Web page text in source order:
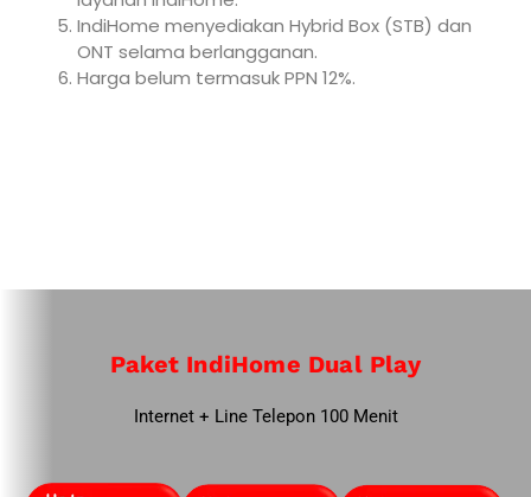
IndiHome menyediakan Hybrid Box (STB) dan
ONT selama berlangganan.
Harga belum termasuk PPN 12%.
Paket IndiHome Dual Play
Internet + Line Telepon 100 Menit